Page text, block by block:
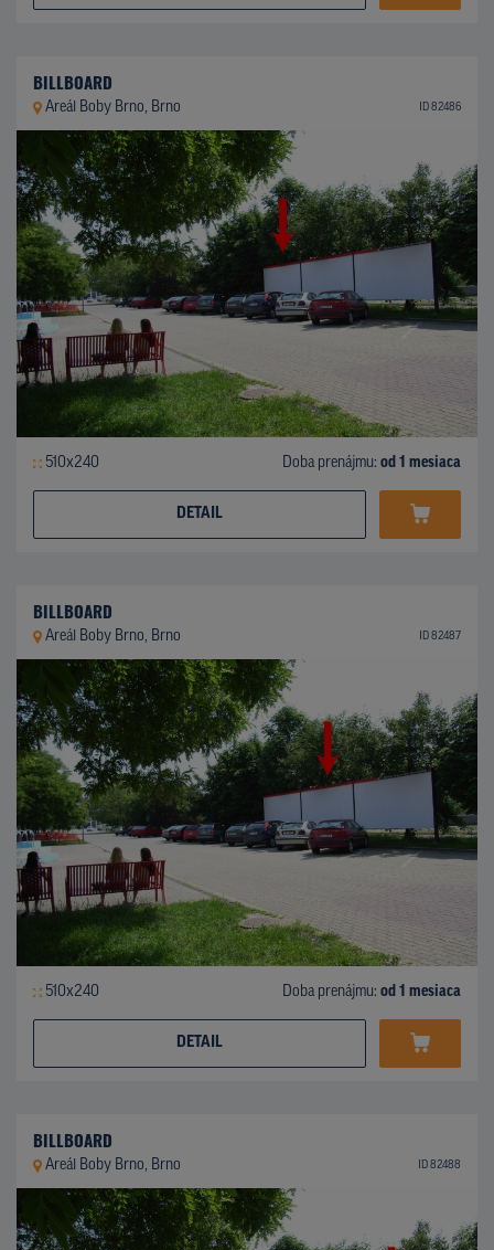
BILLBOARD
Areál Boby Brno, Brno ID 82486
510x240 Doba prenájmu: od 1 mesiaca
DETAIL
BILLBOARD
Areál Boby Brno, Brno ID 82487
510x240 Doba prenájmu: od 1 mesiaca
DETAIL
BILLBOARD
Areál Boby Brno, Brno ID 82488